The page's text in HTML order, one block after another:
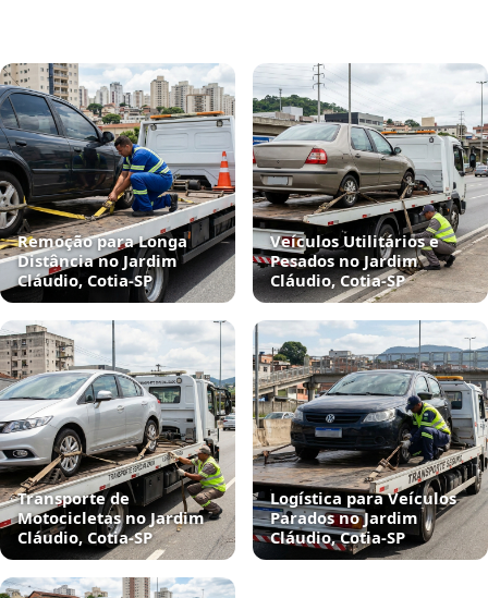
Remoção para Longa
Distância no Jardim
Cláudio, Cotia‑SP
Veículos Utilitários e
Pesados no Jardim
Cláudio, Cotia‑SP
Transporte de
Motocicletas no Jardim
Cláudio, Cotia‑SP
Logística para Veículos
Parados no Jardim
Cláudio, Cotia‑SP